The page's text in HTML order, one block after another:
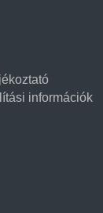
információk